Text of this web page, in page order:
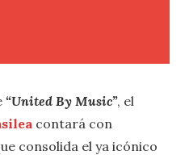
“United By Music”, el
contará con
consolida el ya icónico